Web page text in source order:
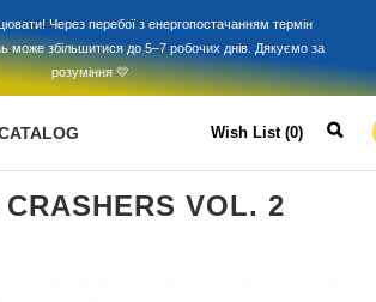
Через перебої з енергопостачанням термін
може збільшитися до 5–7 робочих днів. Дякуємо за
розуміння 💛
Wish List (0)
VOL. 2